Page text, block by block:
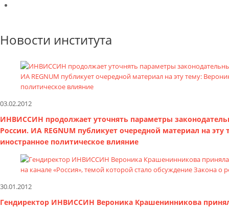
Новости института
03.02.2012
ИНВИССИН продолжает уточнять параметры
России. ИА REGNUM публикует очередной материал на
иностранное политическое влияние
30.01.2012
Гендиректор ИНВИССИН Вероника Крашенинникова